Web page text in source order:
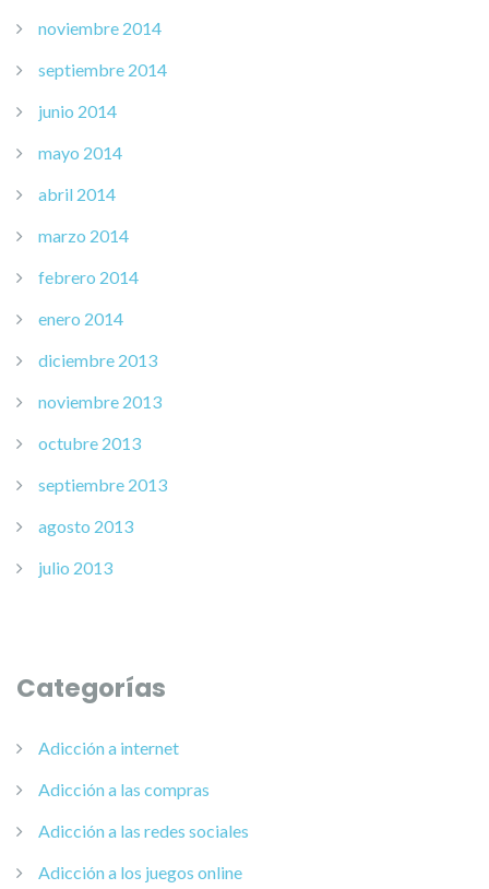
noviembre 2014
septiembre 2014
junio 2014
mayo 2014
abril 2014
marzo 2014
febrero 2014
enero 2014
diciembre 2013
noviembre 2013
octubre 2013
septiembre 2013
agosto 2013
julio 2013
Categorías
Adicción a internet
Adicción a las compras
Adicción a las redes sociales
Adicción a los juegos online